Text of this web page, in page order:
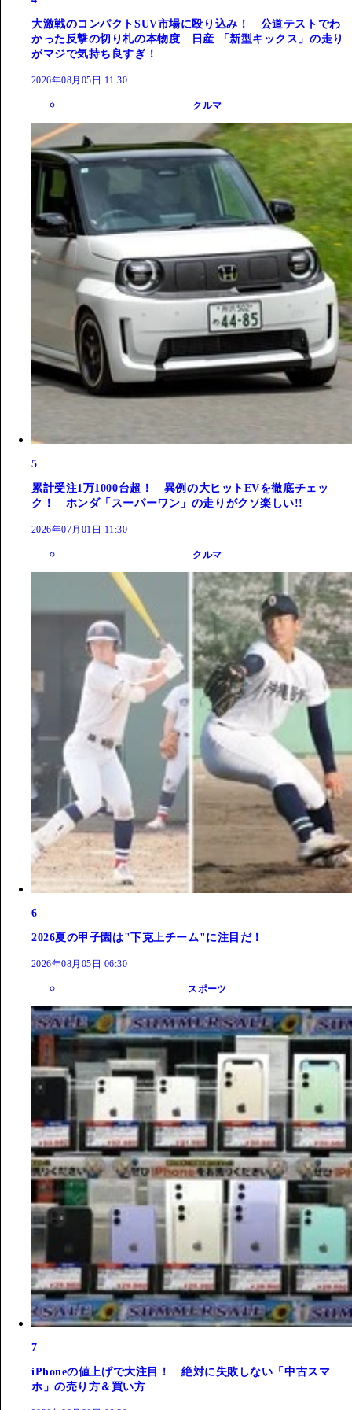
大激戦のコンパクトSUV市場に殴り込み！ 公道テストでわ
かった反撃の切り札の本物度 日産 「新型キックス」の走り
がマジで気持ち良すぎ！
2026年08月05日 11:30
クルマ
5
累計受注1万1000台超！ 異例の大ヒットEVを徹底チェッ
ク！ ホンダ「スーパーワン」の走りがクソ楽しい!!
2026年07月01日 11:30
クルマ
6
2026夏の甲子園は"下克上チーム"に注目だ！
2026年08月05日 06:30
スポーツ
7
iPhoneの値上げで大注目！ 絶対に失敗しない「中古スマ
ホ」の売り方＆買い方